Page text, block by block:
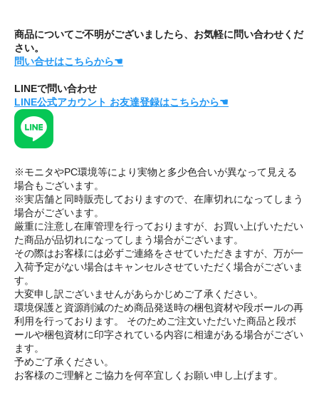
商品についてご不明がございましたら、お気軽に問い合わせくだ
さい。
問い合せはこちらから☚
LINEで問い合わせ
LINE公式アカウント お友達登録はこちらから☚
※モニタやPC環境等により実物と多少色合いが異なって見える
場合もございます。
※実店舗と同時販売しておりますので、在庫切れになってしまう
場合がございます。
厳重に注意し在庫管理を行っておりますが、お買い上げいただい
た商品が品切れになってしまう場合がございます。
その際はお客様には必ずご連絡をさせていただきますが、万が一
入荷予定がない場合はキャンセルさせていただく場合がございま
す。
大変申し訳ございませんがあらかじめご了承ください。
環境保護と資源削減のため商品発送時の梱包資材や段ボールの再
利用を行っております。 そのためご注文いただいた商品と段ボ
ールや梱包資材に印字されている内容に相違がある場合がござい
ます。
予めご了承ください。
お客様のご理解とご協力を何卒宜しくお願い申し上げます。